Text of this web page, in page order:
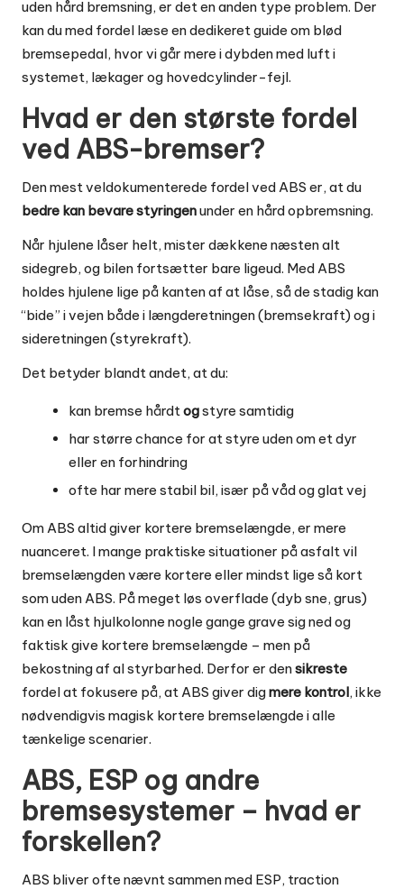
uden hård bremsning, er det en anden type problem. Der
kan du med fordel læse en dedikeret guide om blød
bremsepedal, hvor vi går mere i dybden med luft i
systemet, lækager og hovedcylinder-fejl.
Hvad er den største fordel
ved ABS-bremser?
Den mest veldokumenterede fordel ved ABS er, at du
bedre kan bevare styringenunder en hård opbremsning.
Når hjulene låser helt, mister dækkene næsten alt
sidegreb, og bilen fortsætter bare ligeud. Med ABS
holdes hjulene lige på kanten af at låse, så de stadig kan
“bide” i vejen både i længderetningen (bremsekraft) og i
sideretningen (styrekraft).
Det betyder blandt andet, at du:
kan bremse hårdt ogstyre samtidig
har større chance for at styre uden om et dyr
eller en forhindring
ofte har mere stabil bil, især på våd og glat vej
Om ABS altid giver kortere bremselængde, er mere
nuanceret. I mange praktiske situationer på asfalt vil
bremselængden være kortere eller mindst lige så kort
som uden ABS. På meget løs overflade (dyb sne, grus)
kan en låst hjulkolonne nogle gange grave sig ned og
faktisk give kortere bremselængde – men på
bekostning af al styrbarhed. Derfor er densikreste
fordel at fokusere på, at ABS giver digmere kontrol, ikke
nødvendigvis magisk kortere bremselængde i alle
tænkelige scenarier.
ABS, ESP og andre
bremsesystemer – hvad er
forskellen?
ABS bliver ofte nævnt sammen med ESP, traction